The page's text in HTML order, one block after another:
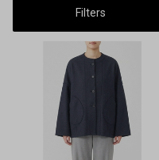
Filters